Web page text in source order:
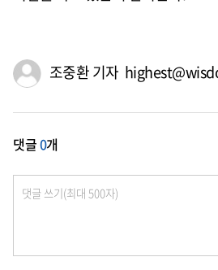
조중환 기자
댓글0개